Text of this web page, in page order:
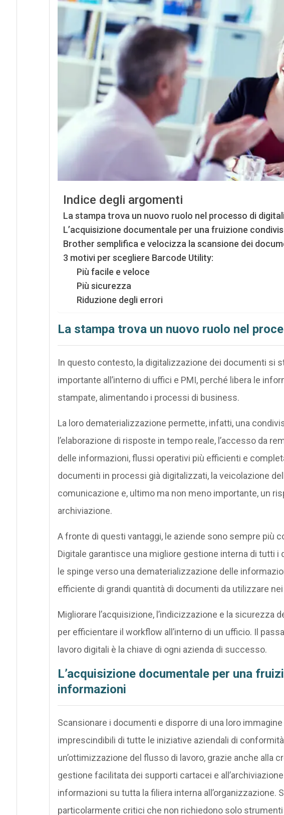
Indice degli argomenti
La stampa trova un nuovo ruolo nel processo di
L’acquisizione documentale per una fruizione
Brother semplifica e velocizza la scansione dei
3 motivi per scegliere Barcode Utility:
Più facile e veloce
Più sicurezza
Riduzione degli errori
La stampa trova un nuovo ruolo nel
In questo contesto, la digitalizzazione dei documenti si
importante all’interno di uffici e PMI, perché libera le
stampate, alimentando i processi di business.
La loro dematerializzazione permette, infatti, una
l’elaborazione di risposte in tempo reale, l’accesso da
delle informazioni, flussi operativi più efficienti e
documenti in processi già digitalizzati, la veicolazione
comunicazione e, ultimo ma non meno importante, un
archiviazione.
A fronte di questi vantaggi, le aziende sono sempre più
Digitale garantisce una migliore gestione interna di tutti
le spinge verso una dematerializzazione delle
efficiente di grandi quantità di documenti da utilizzare
Migliorare l’acquisizione, l’indicizzazione e la sicurezza
per efficientare il workflow all’interno di un ufficio. Il
lavoro digitali è la chiave di ogni azienda di successo.
L’acquisizione documentale per una
informazioni
Scansionare i documenti e disporre di una loro
imprescindibili di tutte le iniziative aziendali di
un’ottimizzazione del flusso di lavoro, grazie anche alla
gestione facilitata dei supporti cartacei e
informazioni su tutta la filiera interna all’organizzazione.
particolarmente critici che non richiedono solo